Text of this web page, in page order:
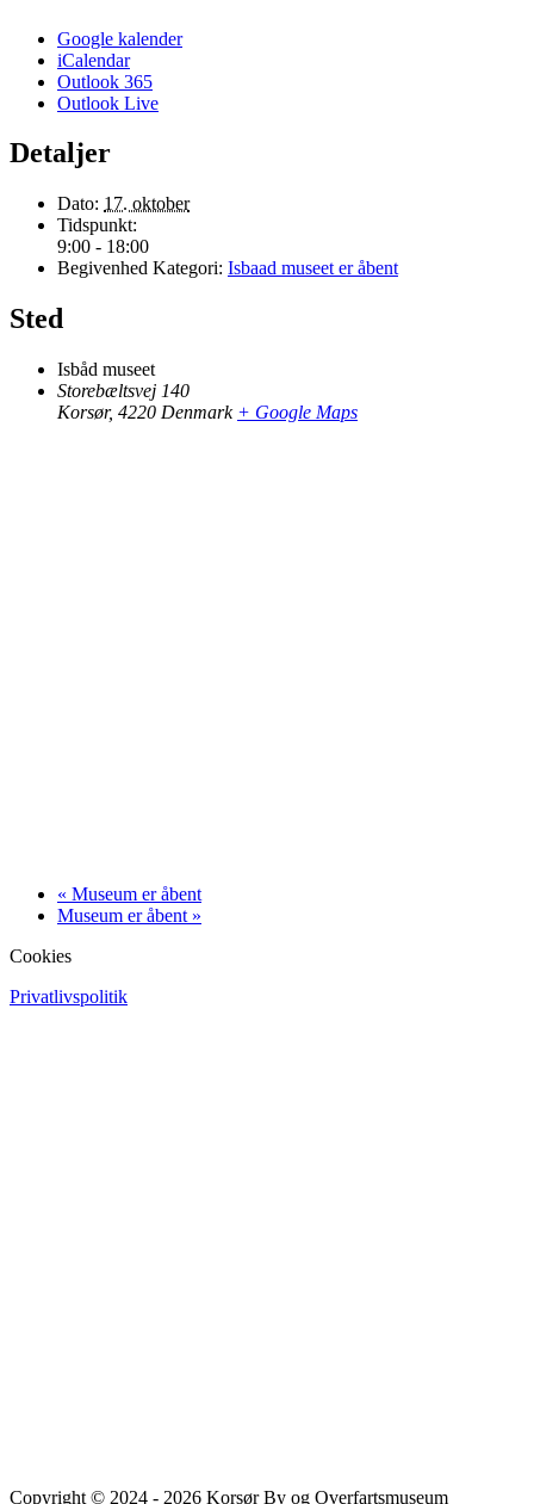
Google kalender
iCalendar
Outlook 365
Outlook Live
Detaljer
Dato: 17. oktober
Tidspunkt:
9:00 - 18:00
Begivenhed Kategori: Isbaad museet er åbent
Sted
Isbåd museet
Storebæltsvej 140
Korsør, 4220 Denmark + Google Maps
« Museum er åbent
Museum er åbent »
Cookies
Privatlivspolitik
Copyright © 2024 - 2026 Korsør By og Overfartsmuseum